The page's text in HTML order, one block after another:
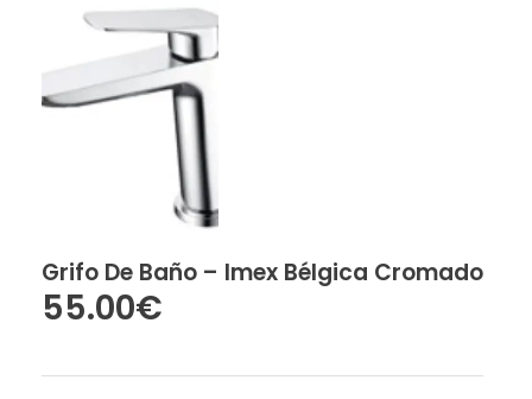
Grifo De Baño – Imex Bélgica Cromado
55.00€